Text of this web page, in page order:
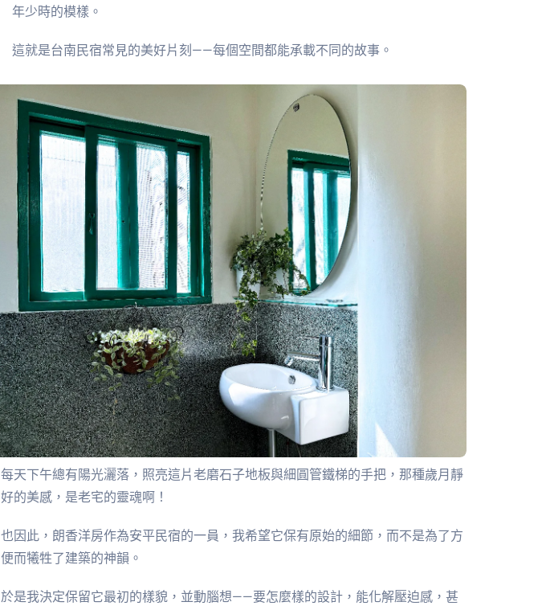
年少時的模樣。
這就是台南民宿常見的美好片刻——每個空間都能承載不同的故事。
每天下午總有陽光灑落，照亮這片老磨石子地板與細圓管鐵梯的手把，那種歲月靜
好的美感，是老宅的靈魂啊！
也因此，朗香洋房作為安平民宿的一員，我希望它保有原始的細節，而不是為了方
便而犧牲了建築的神韻。
於是我決定保留它最初的樣貌，並動腦想——要怎麼樣的設計，能化解壓迫感，甚